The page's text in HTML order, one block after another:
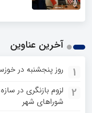
آخرین عناوین
1 روز پنجشنبه در
2
لزوم بازنگری در
شوراهای شهر